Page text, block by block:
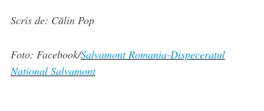
Scris de: Călin Pop
Foto: Facebook/Salvamont Romania-Dispeceratul
National Salvamont